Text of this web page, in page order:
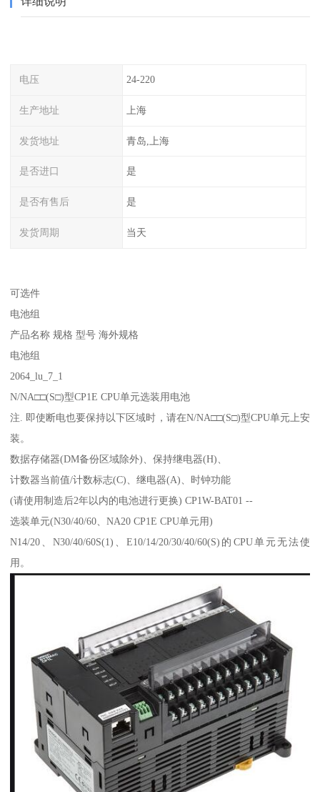
电压 24-220
生产地址 上海
发货地址 青岛,上海
是否进口 是
是否有售后 是
发货周期 当天
可选件
电池组
产品名称 规格 型号 海外规格
电池组
2064_lu_7_1
N/NA□□(S□)型CP1E CPU单元选装用电池
注. 即使断电也要保持以下区域时，请在N/NA□□(S□)型CPU单元上安
装。
数据存储器(DM备份区域除外)、保持继电器(H)、
计数器当前值/计数标志(C)、继电器(A)、时钟功能
(请使用制造后2年以内的电池进行更换) CP1W-BAT01 --
选装单元(N30/40/60、NA20 CP1E CPU单元用)
N14/20、N30/40/60S(1)、E10/14/20/30/40/60(S)的CPU单元无法使
用。